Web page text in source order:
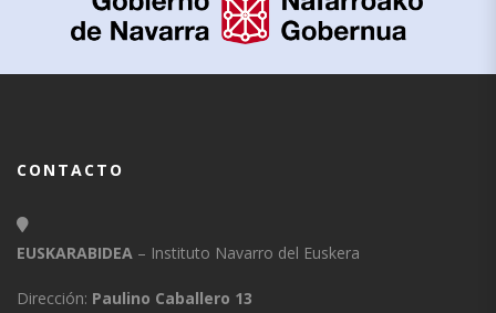
CONTACTO
EUSKARABIDEA – Instituto Navarro del Euskera
Dirección: Paulino Caballero 13